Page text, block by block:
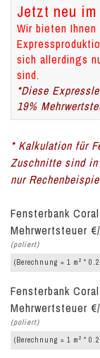
Jetzt neu im
Wir bieten
sich allerdings
sind.
*Diese
19%
* Kalkulation für
Zuschnitte sind
nur
Fensterbank
Mehrwertsteuer
(poliert)
(Berechnung = 1 m 2 * 0.2
Fensterbank
Mehrwertsteuer
(poliert)
(Berechnung = 1 m 2 * 0.2